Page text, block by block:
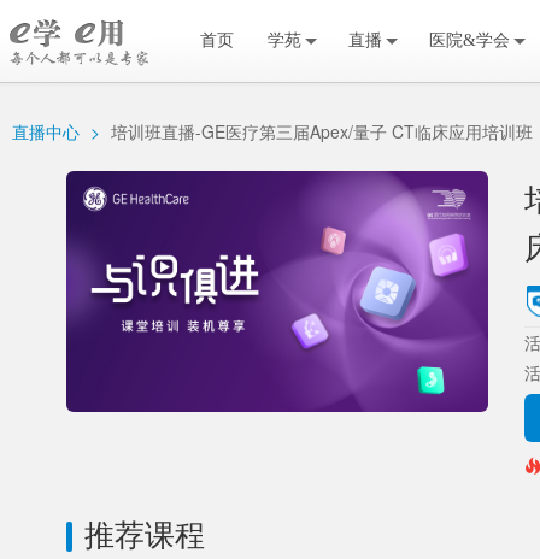
首页 学苑 直播 医院&学会
直播中心 > 培训班直播-GE医疗第三届Apex/量子 CT临床应用培训班
推荐课程